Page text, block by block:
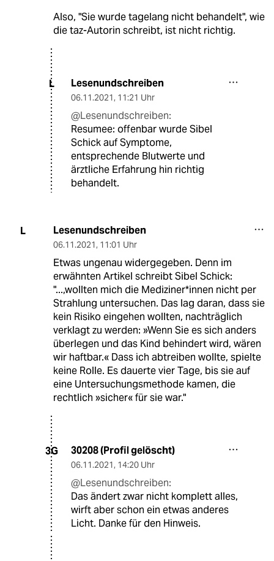
Also, "Sie wurde tagelang nicht behandelt", wie
die taz-Autorin schreibt, ist nicht richtig.
L Lesenundschreiben
06.11.2021, 11:21 Uhr
@Lesenundschreiben:
Resumee: offenbar wurde Sibel
Schick auf Symptome,
entsprechende Blutwerte und
ärztliche Erfahrung hin richtig
behandelt.
L Lesenundschreiben
06.11.2021, 11:01 Uhr
Etwas ungenau widergegeben. Denn im
erwähnten Artikel schreibt Sibel Schick:
"...,wollten mich die Mediziner*innen nicht per
Strahlung untersuchen. Das lag daran, dass sie
kein Risiko eingehen wollten, nachträglich
verklagt zu werden: »Wenn Sie es sich anders
überlegen und das Kind behindert wird, wären
wir haftbar.« Dass ich abtreiben wollte, spielte
keine Rolle. Es dauerte vier Tage, bis sie auf
eine Untersuchungsmethode kamen, die
rechtlich »sicher« für sie war."
3G 30208 (Profil gelöscht)
06.11.2021, 14:20 Uhr
@Lesenundschreiben:
Das ändert zwar nicht komplett alles,
wirft aber schon ein etwas anderes
Licht. Danke für den Hinweis.